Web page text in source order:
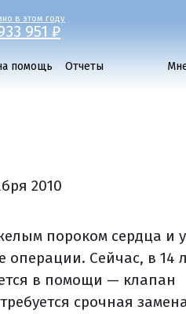
в этом году
951 ₽
помощь Отчеты
2010
пороком сердца и
операции. Сейчас, в 14
в помощи — клапан
срочная